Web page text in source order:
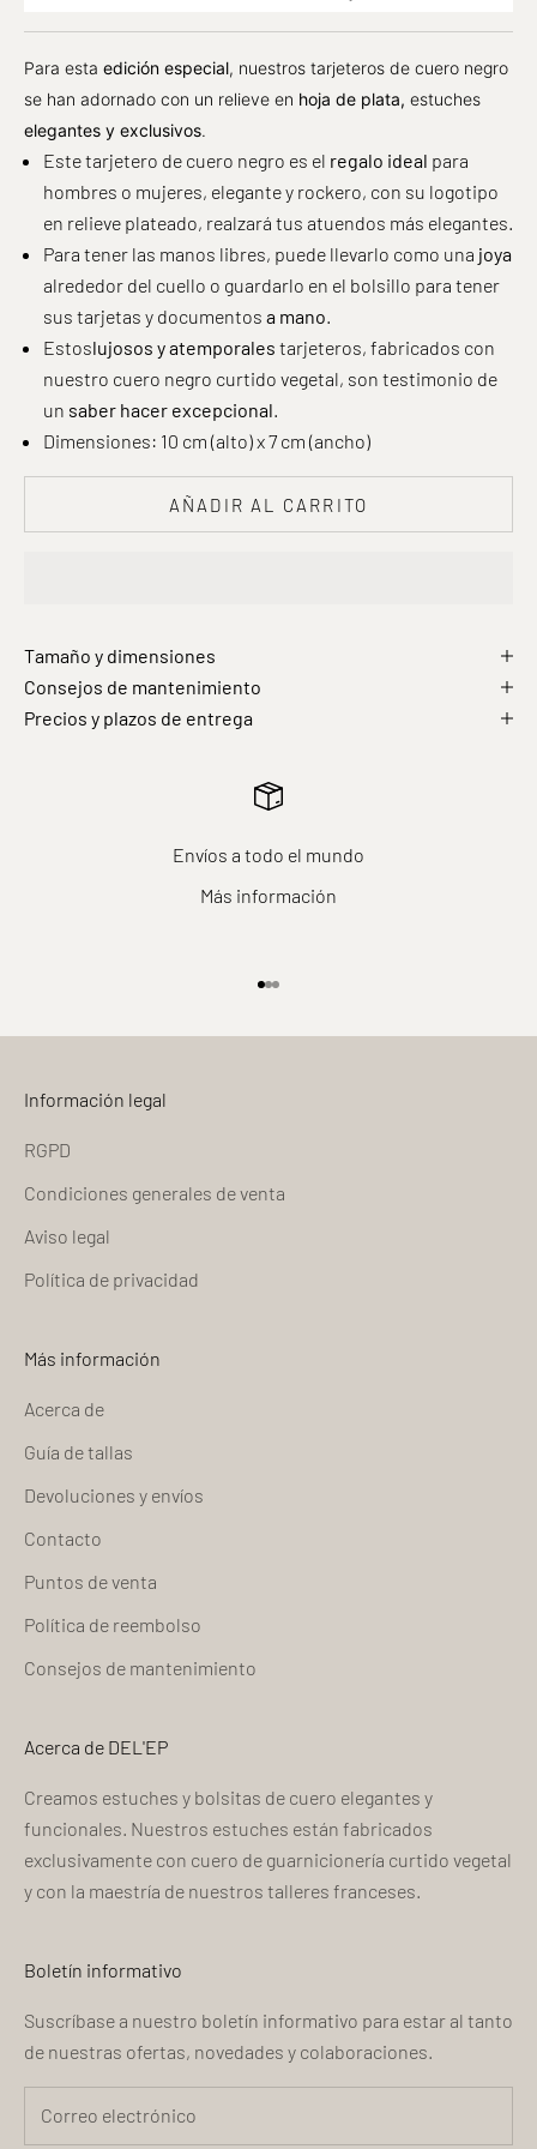
Para esta edición especial, nuestros tarjeteros de cuero negro
se han adornado con un relieve en hoja de plata, estuches
elegantes y exclusivos.
Este tarjetero de cuero negro es el regalo ideal para
hombres o mujeres, elegante y rockero, con su logotipo
en relieve plateado, realzará tus atuendos más elegantes.
Para tener las manos libres, puede llevarlo como una joya
alrededor del cuello o guardarlo en el bolsillo para tener
sus tarjetas y documentos a mano.
Estoslujosos y atemporales tarjeteros, fabricados con
nuestro cuero negro curtido vegetal, son testimonio de
un saber hacer excepcional.
Dimensiones: 10 cm (alto) x 7 cm (ancho)
AÑADIR AL CARRITO
Tamaño y dimensiones
Consejos de mantenimiento
Precios y plazos de entrega
Envíos a todo el mundo
Más información
Ir al elemento 1
Ir al elemento 2
Ir al elemento 3
Información legal
RGPD
Condiciones generales de venta
Aviso legal
Política de privacidad
Más información
Acerca de
Guía de tallas
Devoluciones y envíos
Contacto
Puntos de venta
Política de reembolso
Consejos de mantenimiento
Acerca de DEL'EP
Creamos estuches y bolsitas de cuero elegantes y
funcionales. Nuestros estuches están fabricados
exclusivamente con cuero de guarnicionería curtido vegetal
y con la maestría de nuestros talleres franceses.
Boletín informativo
Suscríbase a nuestro boletín informativo para estar al tanto
de nuestras ofertas, novedades y colaboraciones.